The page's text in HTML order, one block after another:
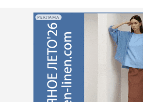
РЕКЛАМА